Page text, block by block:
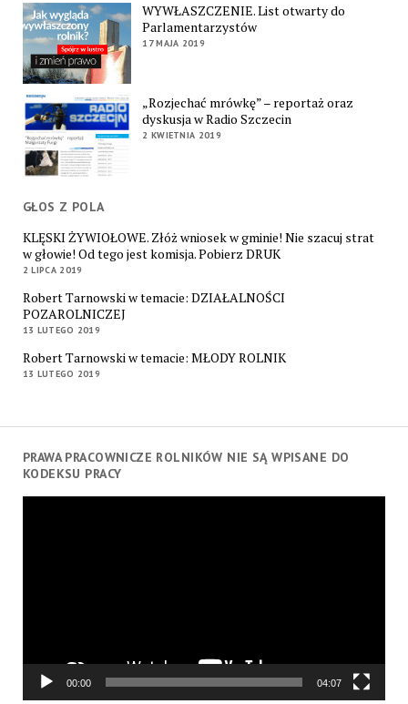
WYWŁASZCZENIE. List otwarty do
Parlamentarzystów
17 MAJA 2019
„Rozjechać mrówkę” – reportaż oraz
dyskusja w Radio Szczecin
2 KWIETNIA 2019
GŁOS Z POLA
KLĘSKI ŻYWIOŁOWE. Złóż wniosek w gminie! Nie szacuj strat
w głowie! Od tego jest komisja. Pobierz DRUK
2 LIPCA 2019
Robert Tarnowski w temacie: DZIAŁALNOŚCI
POZAROLNICZEJ
13 LUTEGO 2019
Robert Tarnowski w temacie: MŁODY ROLNIK
13 LUTEGO 2019
PRAWA PRACOWNICZE ROLNIKÓW NIE SĄ WPISANE DO
KODEKSU PRACY
00:00 04:07